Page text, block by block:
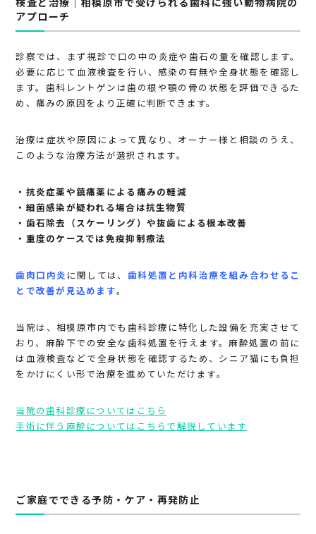
検査と治療｜相模原市で受けられる歯科に強い動物病院の
アプローチ
診察では、まず視診で口の中の炎症や歯石の量を確認します。
必要に応じて血液検査を行い、感染の有無や全身状態を確認し
ます。歯科レントゲンは歯の根や顎の骨の状態を評価できるた
め、痛みの原因をより正確に判断できます。
治療は症状や原因によって異なり、オーナー様と相談のうえ、
このような治療方法が選択されます。
・抗炎症薬や鎮痛薬による痛みの軽減
・細菌感染が疑われる場合は抗生物質
・歯石除去（スケーリング）や抜歯による根本改善
・重度のケースでは免疫抑制療法
歯肉口内炎 に関しては、 歯科処置と内科治療を組み合わせるこ
とで改善が見込めます。
当院は、相模原市内でも歯科診療に特化した設備を充実させて
おり、麻酔下での安全な歯科処置を行えます。麻酔処置の前に
は血液検査などで全身状態を確認するため、シニア猫にも負担
をかけにくい形で治療を進めていただけます。
当院の歯科診療についてはこちら
手術に伴う麻酔についてはこちらで解説しています
ご家庭でできる予防・ケア・再発防止